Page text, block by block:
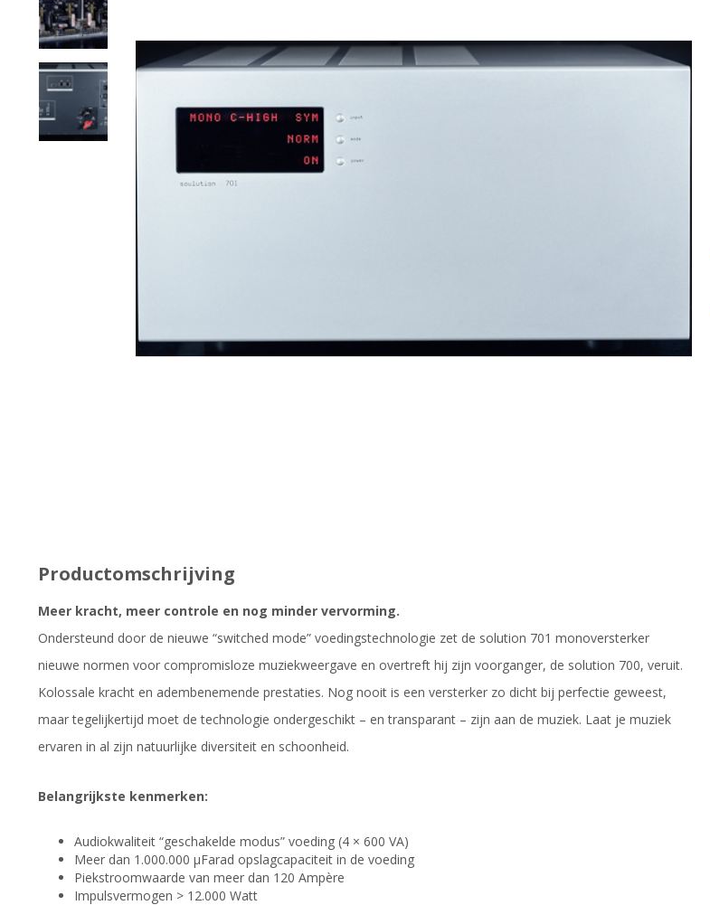
Productomschrijving
Meer kracht, meer controle en nog minder vervorming.
Ondersteund door de nieuwe “switched mode” voedingstechnologie zet de solution 701 monoversterker
nieuwe normen voor compromisloze muziekweergave en overtreft hij zijn voorganger, de solution 700, veruit.
Kolossale kracht en adembenemende prestaties. Nog nooit is een versterker zo dicht bij perfectie geweest,
maar tegelijkertijd moet de technologie ondergeschikt – en transparant – zijn aan de muziek. Laat je muziek
ervaren in al zijn natuurlijke diversiteit en schoonheid.
Belangrijkste kenmerken:
Audiokwaliteit “geschakelde modus” voeding (4 × 600 VA)
Meer dan 1.000.000 µFarad opslagcapaciteit in de voeding
Piekstroomwaarde van meer dan 120 Ampère
Impulsvermogen > 12.000 Watt